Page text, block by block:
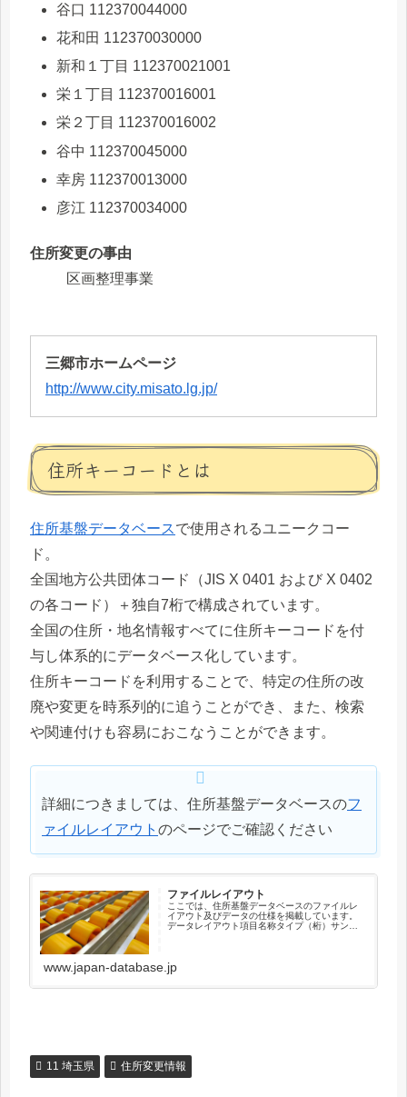
谷口 112370044000
花和田 112370030000
新和１丁目 112370021001
栄１丁目 112370016001
栄２丁目 112370016002
谷中 112370045000
幸房 112370013000
彦江 112370034000
住所変更の事由
区画整理事業
三郷市ホームページ
http://www.city.misato.lg.jp/
住所キーコードとは
住所基盤データベースで使用されるユニークコー
ド。
全国地方公共団体コード（JIS X 0401 および X 0402
の各コード）＋独自7桁で構成されています。
全国の住所・地名情報すべてに住所キーコードを付
与し体系的にデータベース化しています。
住所キーコードを利用することで、特定の住所の改
廃や変更を時系列的に追うことができ、また、検索
や関連付けも容易におこなうことができます。
詳細につきましては、住所基盤データベースのフ
ァイルレイアウト のページでご確認ください
ファイルレイアウト
ここでは、住所基盤データベースのファイルレ
イアウト及びデータの仕様を掲載しています。
データレイアウト項目名称タイプ（桁）サンプ
www.japan-database.jp
11 埼玉県 住所変更情報